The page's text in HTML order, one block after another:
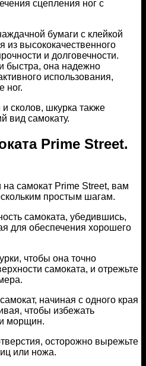
сцепления ног с
бумаги с клейкой
из высококачественного
и долговечности.
быстра, она надежно
использования,
ног.
сколов, шкурка также
вид самокату.
Prime Street.
самокат Prime Street, вам
простым шагам.
самоката, убедившись,
для обеспечения хорошего
чтобы она точно
самоката, и отрежьте
начиная с одного края
чтобы избежать
морщин.
осторожно вырежьте
или ножа.